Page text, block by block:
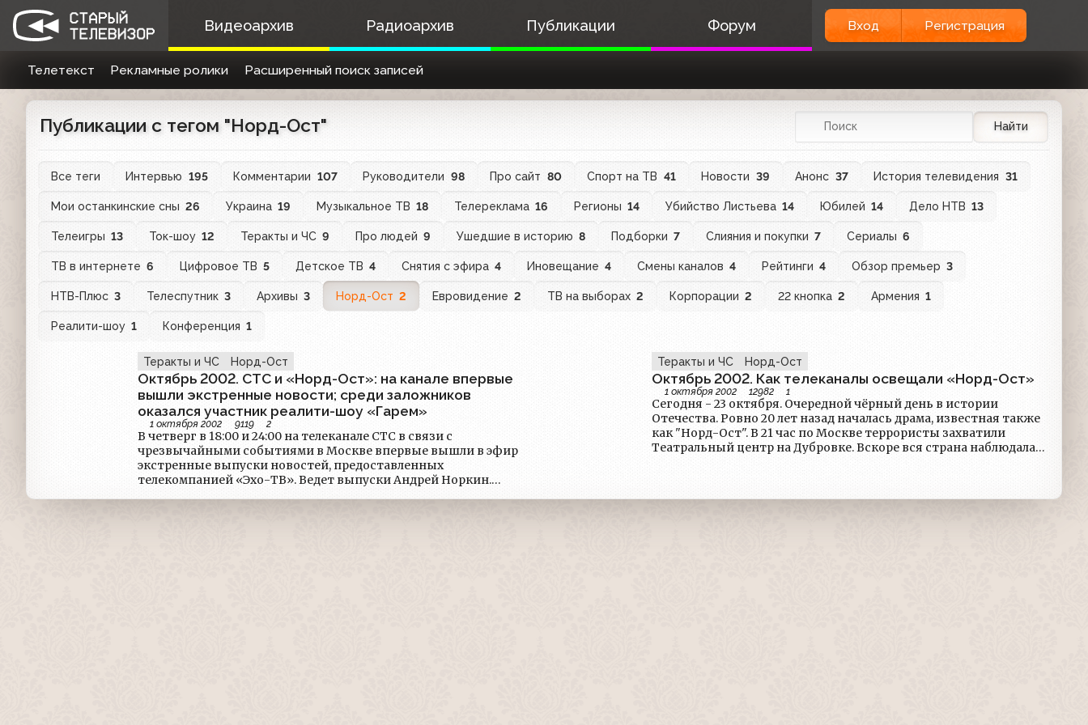
Видеоархив Радиоархив Публикации Форум Вход Регистрация
Телетекст Рекламные ролики Расширенный поиск записей
Публикации с тегом "Норд-Ост" Найти
Все теги Интервью 195 Комментарии 107 Руководители 98 Про сайт 80 Спорт на ТВ 41 Новости 39 Анонс 37 История телевидения 31
Мои останкинские сны 26 Украина 19 Музыкальное ТВ 18 Телереклама 16 Регионы 14 Убийство Листьева 14 Юбилей 14 Дело НТВ 13
Телеигры 13 Ток-шоу 12 Теракты и ЧС 9 Про людей 9 Ушедшие в историю 8 Подборки 7 Слияния и покупки 7 Сериалы 6
ТВ в интернете 6 Цифровое ТВ 5 Детское ТВ 4 Снятия с эфира 4 Иновещание 4 Смены каналов 4 Рейтинги 4 Обзор премьер 3
НТВ-Плюс 3 Телеспутник 3 Архивы 3 Норд-Ост 2 Евровидение 2 ТВ на выборах 2 Корпорации 2 22 кнопка 2 Армения 1
Реалити-шоу 1 Конференция 1
Теракты и ЧС Норд-Ост
Октябрь 2002. СТС и «Норд-Ост»: на канале впервые
вышли экстренные новости; среди заложников
оказался участник реалити-шоу «Гарем»
1 октября 2002 9119 2
В четверг в 18:00 и 24:00 на телеканале СТС в связи с
чрезвычайными событиями в Москве впервые вышли в эфир
экстренные выпуски новостей, предоставленных
телекомпанией «Эхо-ТВ». Ведет выпуски Андрей Норкин.
Теракты и ЧС Норд-Ост
Октябрь 2002. Как телеканалы освещали «Норд-Ост»
1 октября 2002 12982 1
Сегодня - 23 октября. Очередной чёрный день в истории
Отечества. Ровно 20 лет назад началась драма, известная также
как "Норд-Ост". В 21 час по Москве террористы захватили
Театральный центр на Дубровке. Вскоре вся страна наблюдала